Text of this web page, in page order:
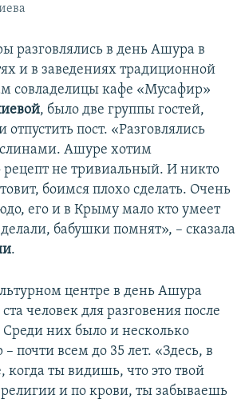
разговлялись в день Ашура в
и в заведениях традиционной
совладелицы кафе «Мусафир»
, было две группы гостей,
пост. «Разговлялись
Ашуре хотим
рецепт не тривиальный. И никто
боимся плохо сделать. Очень
его и в Крыму мало кто умеет
бабушки помнят», – сказала
.
центре в день Ашура
человек для разговения после
Среди них было и несколько
почти всем до 35 лет. «Здесь, в
когда ты видишь, что это твой
и по крови, ты забываешь